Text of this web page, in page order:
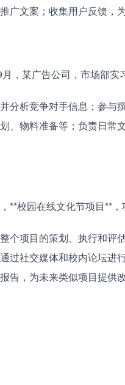
广文案；收集用户反馈，
月，某广告公司，市场部
分析竞争对手信息；参与
、物料准备等；负责日常
**校园在线文化节项目
个项目的策划、执行和评
过社交媒体和校内论坛进
告，为未来类似项目提供改